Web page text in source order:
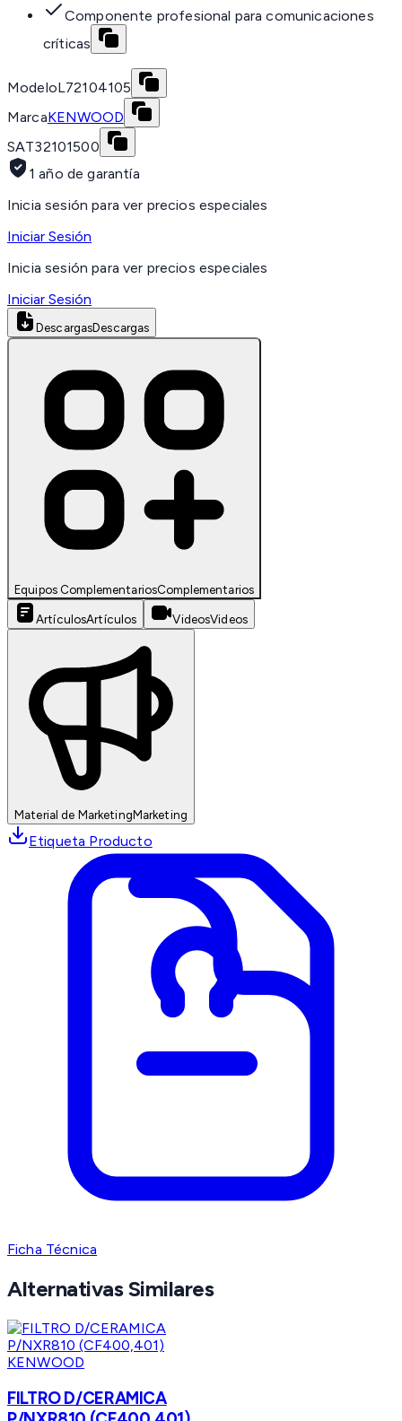
Componente profesional para comunicaciones
críticas
ModeloL72104105
MarcaKENWOOD
SAT32101500
1 año de garantía
Inicia sesión para ver precios especiales
Iniciar Sesión
Inicia sesión para ver precios especiales
Iniciar Sesión
DescargasDescargas
Equipos ComplementariosComplementarios
ArtículosArtículos VideosVideos
Material de MarketingMarketing
Etiqueta Producto
Ficha Técnica
Alternativas Similares
KENWOOD
FILTRO D/CERAMICA